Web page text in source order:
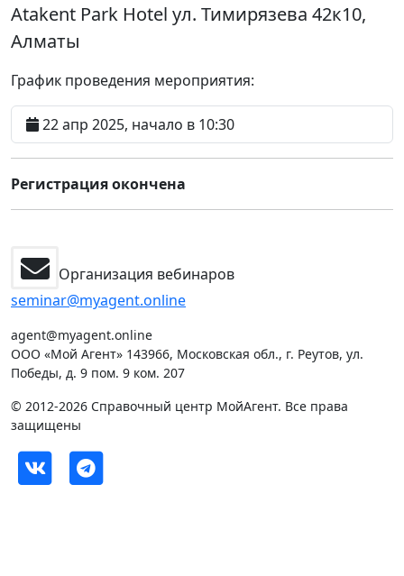
Atakent Park Hotel ул. Тимирязева 42к10,
Алматы
График проведения мероприятия:
22 апр 2025, начало в 10:30
Регистрация окончена
Организация вебинаров
seminar@myagent.online
agent@myagent.online
ООО «Мой Агент» 143966, Московская обл., г. Реутов, ул.
Победы, д. 9 пом. 9 ком. 207
© 2012-2026 Справочный центр МойАгент. Все права
защищены